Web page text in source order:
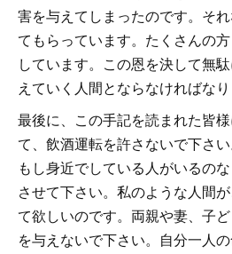
害を与えてしまったのです。そ
てもらっています。たくさんの
しています。この恩を決して無
えていく人間とならなければなり
最後に、この手記を読まれた皆
て、飲酒運転を許さないで下さい
もし身近でしている人がいるの
させて下さい。私のような人間
て欲しいのです。両親や妻、子
を与えないで下さい。自分一人